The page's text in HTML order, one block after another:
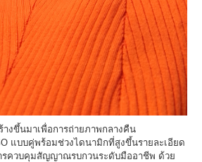
างขึ้นมาเพื่อการถ่ายภาพกลางคืน
แบบคู่พร้อมช่วงไดนามิกที่สูงขึ้นรายละเอียด
ควบคุมสัญญาณรบกวนระดับมืออาชีพ ด้วย